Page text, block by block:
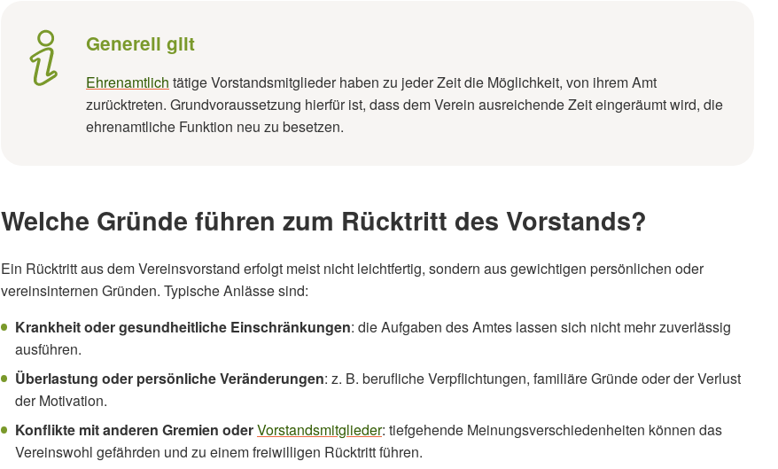
Generell gilt
Ehrenamtlich tätige Vorstandsmitglieder haben zu jeder Zeit die Möglichkeit, von ihrem Amt
zurücktreten. Grundvoraussetzung hierfür ist, dass dem Verein ausreichende Zeit eingeräumt wird, die
ehrenamtliche Funktion neu zu besetzen.
Welche Gründe führen zum Rücktritt des Vorstands?
Ein Rücktritt aus dem Vereinsvorstand erfolgt meist nicht leichtfertig, sondern aus gewichtigen persönlichen oder
vereinsinternen Gründen. Typische Anlässe sind:
Krankheit oder gesundheitliche Einschränkungen: die Aufgaben des Amtes lassen sich nicht mehr zuverlässig
ausführen.
Überlastung oder persönliche Veränderungen: z. B. berufliche Verpflichtungen, familiäre Gründe oder der Verlust
der Motivation.
Konflikte mit anderen Gremien oderVorstandsmitglieder: tiefgehende Meinungsverschiedenheiten können das
Vereinswohl gefährden und zu einem freiwilligen Rücktritt führen.